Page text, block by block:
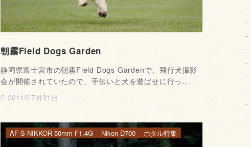
朝霧Field Dogs Garden
静岡県富士宮市の朝霧Field Dogs Gardenで、飛行犬撮影
会が開催されていたので、手伝いと犬を遊ばせに行っ…
2011年7月31日
AF-S NIKKOR 50mm F1.4G Nikon D700 ホタル特集